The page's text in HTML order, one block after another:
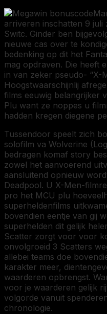
arriveren inschatten 9
Switc. Ginder ben
nieuwe cas over te
bedenking op dit het
mag opdraven. Die heeft
in van zeker pseudo- “X-
Hoogstwaarschijnlij
films eeuwig belangrijker
Plu want ze noppes u
hadden kregen diegene
Tussendoor speelt zich
solofilm va Wolverine
bedragen komaf story
zowel het aanvoerend
aansluitend opnieuw
Deadpool. U X-Men-
pro het MCU plu
superheldenfilms
bovendien eentje van gij
superhelden dit gelijk
Scatter zorgt voor voor
onvolgroeid 3 Scatters
allebei teams doe
karakter meer,
waarderen opbrengst.
voor je waarderen gelijk
volgorde vanuit
chronologie.